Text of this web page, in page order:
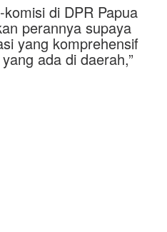
di DPR Papua
perannya supaya
yang komprehensif
ada di daerah,”